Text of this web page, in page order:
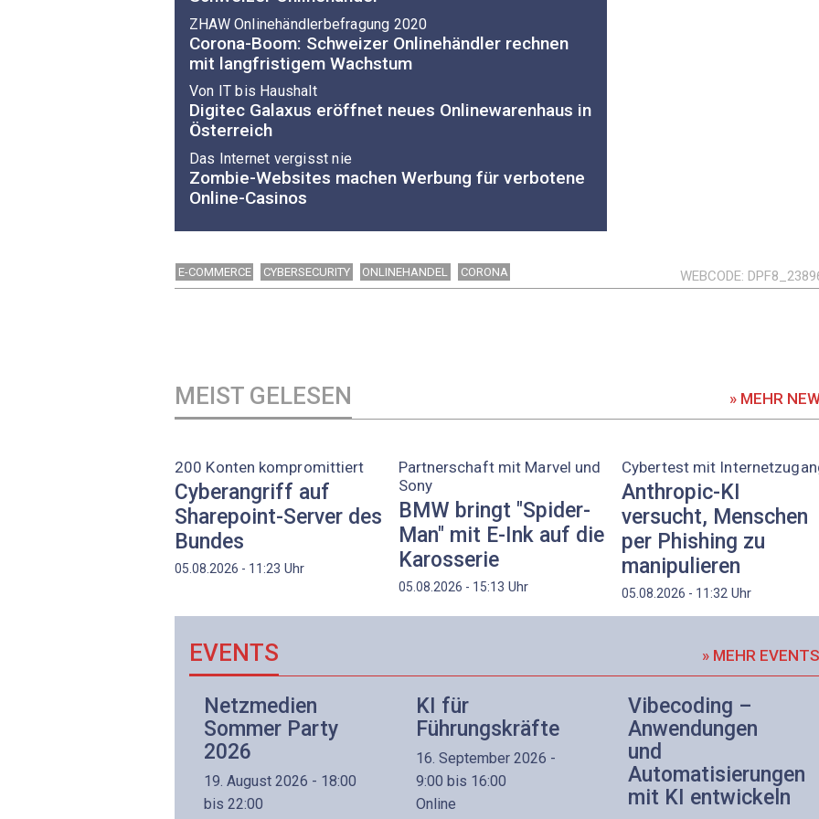
ZHAW Onlinehändlerbefragung 2020
Corona-Boom: Schweizer Onlinehändler rechnen
mit langfristigem Wachstum
Von IT bis Haushalt
Digitec Galaxus eröffnet neues Onlinewarenhaus in
Österreich
Das Internet vergisst nie
Zombie-Websites machen Werbung für verbotene
Online-Casinos
E-COMMERCE CYBERSECURITY ONLINEHANDEL CORONA WEBCODE
MEIST GELESEN » MEHR
200 Konten kompromittiert
Cyberangriff auf
Sharepoint-Server des
Bundes
05.08.2026 - 11:23 Uhr
Partnerschaft mit Marvel und
Sony
BMW bringt "Spider-
Man" mit E-Ink auf die
Karosserie
05.08.2026 - 15:13 Uhr
Cybertest mit
Anthropic-KI
versucht, Menschen
per Phishing zu
manipulieren
05.08.2026 - 11:32 Uhr
EVENTS » MEHR EVENTS
Netzmedien
Sommer Party
2026
19. August 2026 - 18:00
bis 22:00
KI für
Führungskräfte
16. September 2026 -
9:00 bis 16:00
Online
Vibecoding –
Anwendungen
und
Automatisierungen
mit KI entwickeln